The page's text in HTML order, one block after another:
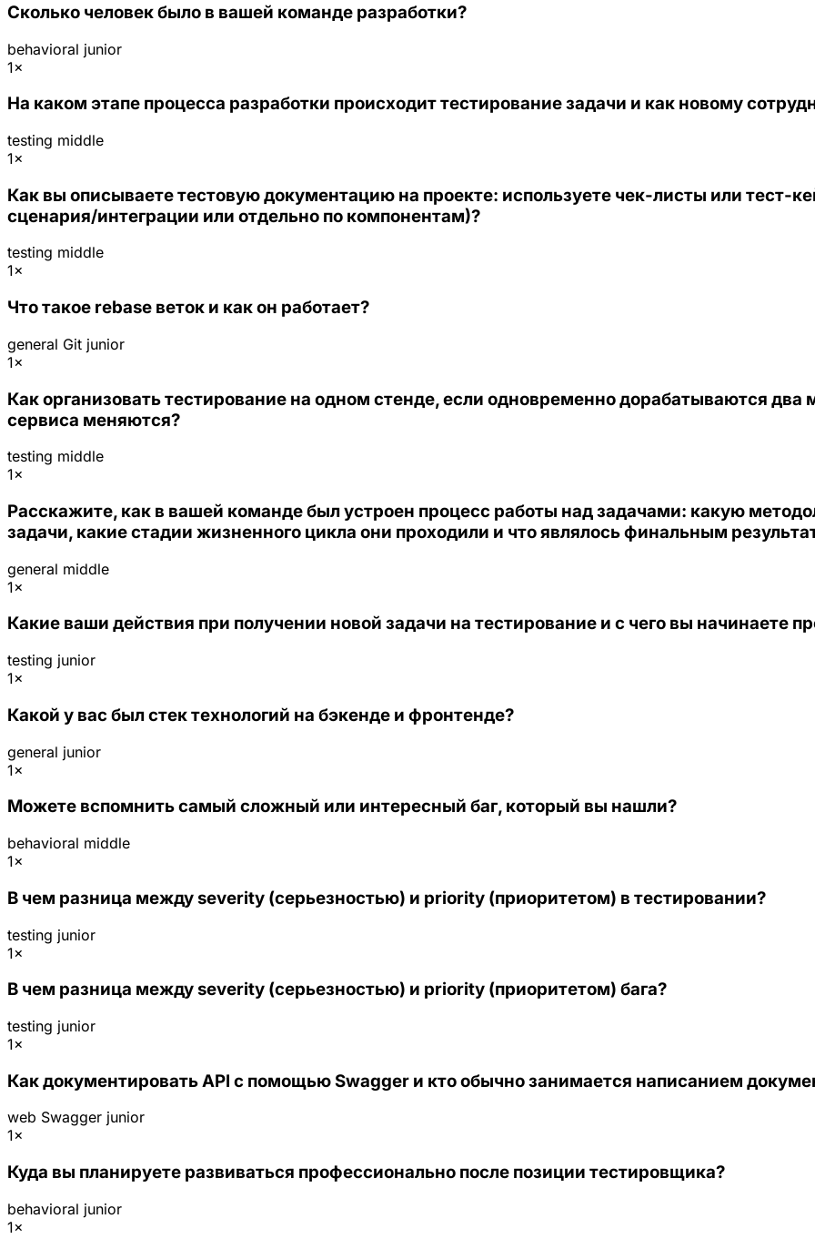
Сколько человек было в вашей команде разработки?
behavioral junior
1×
На каком этапе процесса разработки происходит тестирование задачи и как новому
testing middle
1×
Как вы описываете тестовую документацию на проекте: используете чек-листы или тест-
сценария/интеграции или отдельно по компонентам)?
testing middle
1×
Что такое rebase веток и как он работает?
general Git junior
1×
Как организовать тестирование на одном стенде, если одновременно дорабатываются
сервиса меняются?
testing middle
1×
Расскажите, как в вашей команде был устроен процесс работы над задачами: какую
задачи, какие стадии жизненного цикла они проходили и что являлось финальным
general middle
1×
Какие ваши действия при получении новой задачи на тестирование и с чего вы начинаете
testing junior
1×
Какой у вас был стек технологий на бэкенде и фронтенде?
general junior
1×
Можете вспомнить самый сложный или интересный баг, который вы нашли?
behavioral middle
1×
В чем разница между severity (серьезностью) и priority (приоритетом) в тестировании?
testing junior
1×
В чем разница между severity (серьезностью) и priority (приоритетом) бага?
testing junior
1×
Как документировать API с помощью Swagger и кто обычно занимается написанием
web Swagger junior
1×
Куда вы планируете развиваться профессионально после позиции тестировщика?
behavioral junior
1×